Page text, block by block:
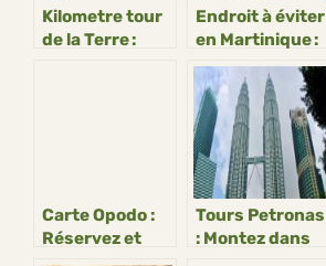
Kilometre tour
de la Terre :
Endroit à éviter
en Martinique :
zones à
contourner
Carte Opodo :
Réservez et
voyagez
Tours Petronas
: Montez dans